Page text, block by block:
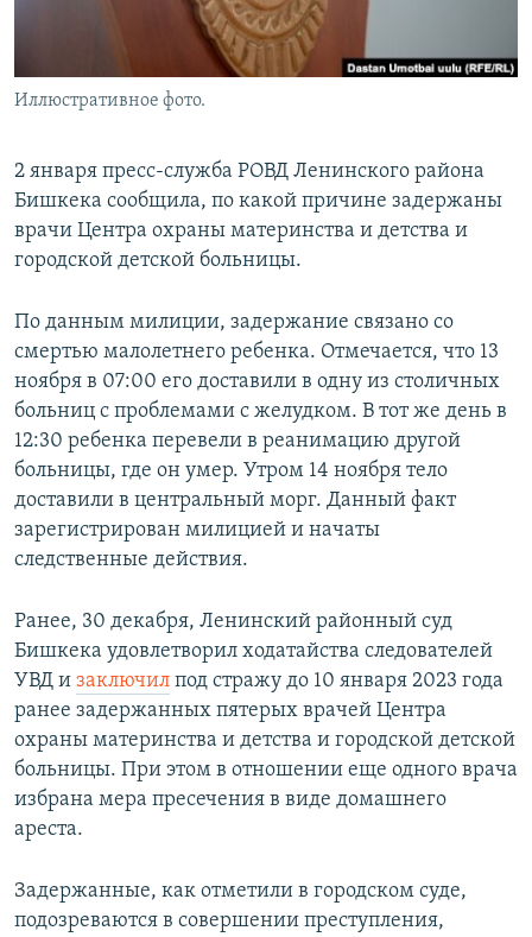
Иллюстративное фото.
2 января пресс-служба РОВД Ленинского района
Бишкека сообщила, по какой причине задержаны
врачи Центра охраны материнства и детства и
городской детской больницы.
По данным милиции, задержание связано со
смертью малолетнего ребенка. Отмечается, что 13
ноября в 07:00 его доставили в одну из столичных
больниц с проблемами с желудком. В тот же день в
12:30 ребенка перевели в реанимацию другой
больницы, где он умер. Утром 14 ноября тело
доставили в центральный морг. Данный факт
зарегистрирован милицией и начаты
следственные действия.
Ранее, 30 декабря, Ленинский районный суд
Бишкека удовлетворил ходатайства следователей
УВД и заключил под стражу до 10 января 2023 года
ранее задержанных пятерых врачей Центра
охраны материнства и детства и городской детской
больницы. При этом в отношении еще одного врача
избрана мера пресечения в виде домашнего
ареста.
Задержанные, как отметили в городском суде,
подозреваются в совершении преступления,